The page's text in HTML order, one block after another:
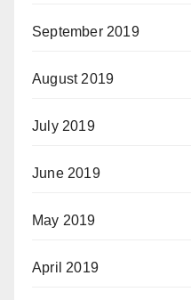
September 2019
August 2019
July 2019
June 2019
May 2019
April 2019